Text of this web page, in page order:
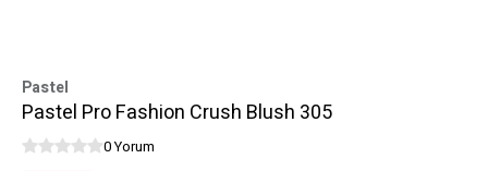
Pastel
Pastel Pro Fashion Crush Blush 305
0 Yorum